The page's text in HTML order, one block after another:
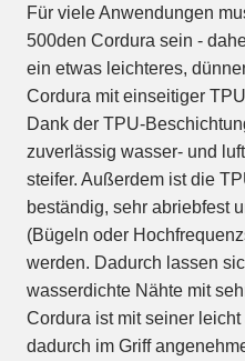
Für viele Anwendungen
500den Cordura sein -
ein etwas leichteres,
Cordura mit einseitiger
Dank der TPU-
zuverlässig wasser- und
steifer. Außerdem ist die
beständig, sehr abriebfest
(Bügeln oder
werden. Dadurch lassen
wasserdichte Nähte mit
Cordura ist mit seiner
dadurch im Griff